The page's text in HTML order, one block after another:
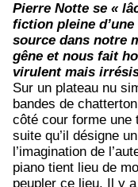
Pierre Notte se «
fiction pleine
source dans notre
gêne et nous fait
virulent mais
Sur un plateau nu
bandes de
côté cour forme une
suite qu’il désigne
l’imagination de
piano tient lieu de
peupler ce lieu. Il y